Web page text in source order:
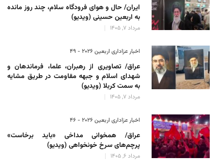
ایران/ حال و هوای فرودگاه سلام، چند روز مانده
به اربعین حسینی (ویدیو)
مرداد 7, 1405
اخبار عزاداری اربعین ۲۰۲۶ - 49
عراق/ تصاویری از رهبران، علما، فرماندهان و
شهدای اسلام و جبهه مقاومت در طریق مشایه
به سمت کربلا (ویدیو)
مرداد 7, 1405
اخبار عزاداری اربعین ۲۰۲۶ - 46
عراق/ همخوانی مداخی «باید برخاست»
پرچم‌های سرخ خونخواهی (ویدیو)
مرداد 6, 1405